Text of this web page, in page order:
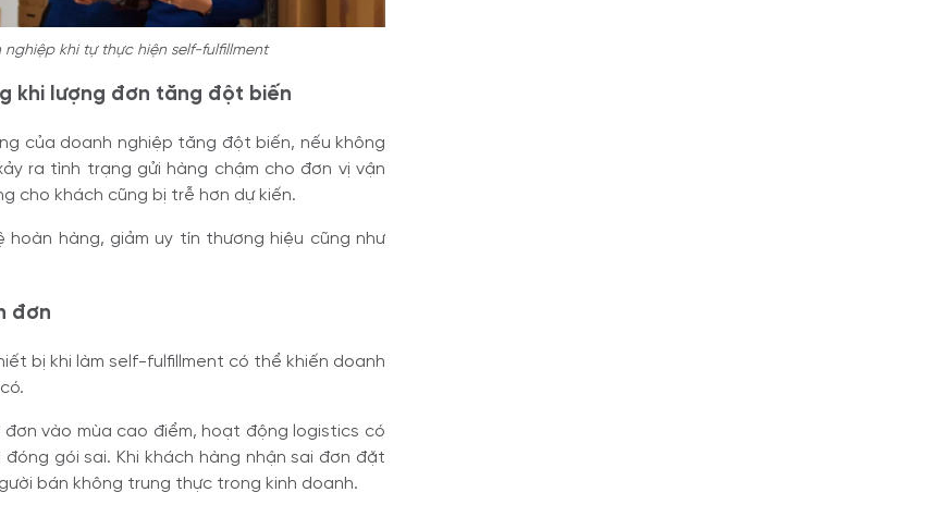
nghiệp khi tự thực hiện self-fulfillment
khi lượng đơn tăng đột biến
của doanh nghiệp tăng đột biến, nếu không
ra tình trạng gửi hàng chậm cho đơn vị vận
cho khách cũng bị trễ hơn dự kiến.
hàng, giảm uy tín thương hiệu cũng như
đơn
bị khi làm self-fulfillment có thể khiến doanh
vào mùa cao điểm, hoạt động logistics có
gói sai. Khi khách hàng nhận sai đơn đặt
bán không trung thực trong kinh doanh.